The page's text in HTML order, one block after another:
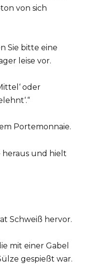
von sich
Sie bitte eine
leise vor.
oder
Portemonnaie.
heraus und hielt
Schweiß hervor.
mit einer Gabel
gespießt war.